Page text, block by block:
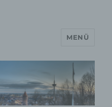
Beratung
MENÜ